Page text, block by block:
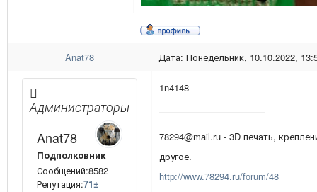
Anat78 Дата: Понедельник, 10.10.2022,
Администраторы
Anat78
Подполковник
Сообщений:8582
Репутация:71±
1n4148
78294@mail.ru - 3D печать,
другое.
http://www.78294.ru/forum/48